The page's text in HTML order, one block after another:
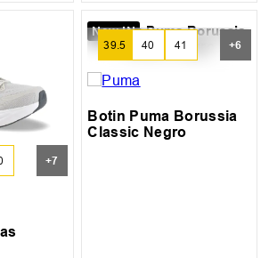
+7
New IN
39.5 40 41 +6
Botin Puma Borussia
Classic Negro